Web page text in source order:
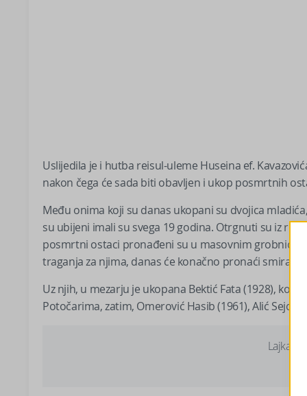
Uslijedila je i hutba reisul-uleme Huseina ef.
nakon čega će sada biti obavljen i ukop posmrtnih
Među onima koji su danas ukopani su dvojica
su ubijeni imali su svega 19 godina. Otrgnuti su iz
posmrtni ostaci pronađeni su u masovnim
traganja za njima, danas će konačno pronaći smiraj i
Uz njih, u mezarju je ukopana Bektić Fata (1928), koja
Potočarima, zatim, Omerović Hasib (1961), Alić
Lajkajte